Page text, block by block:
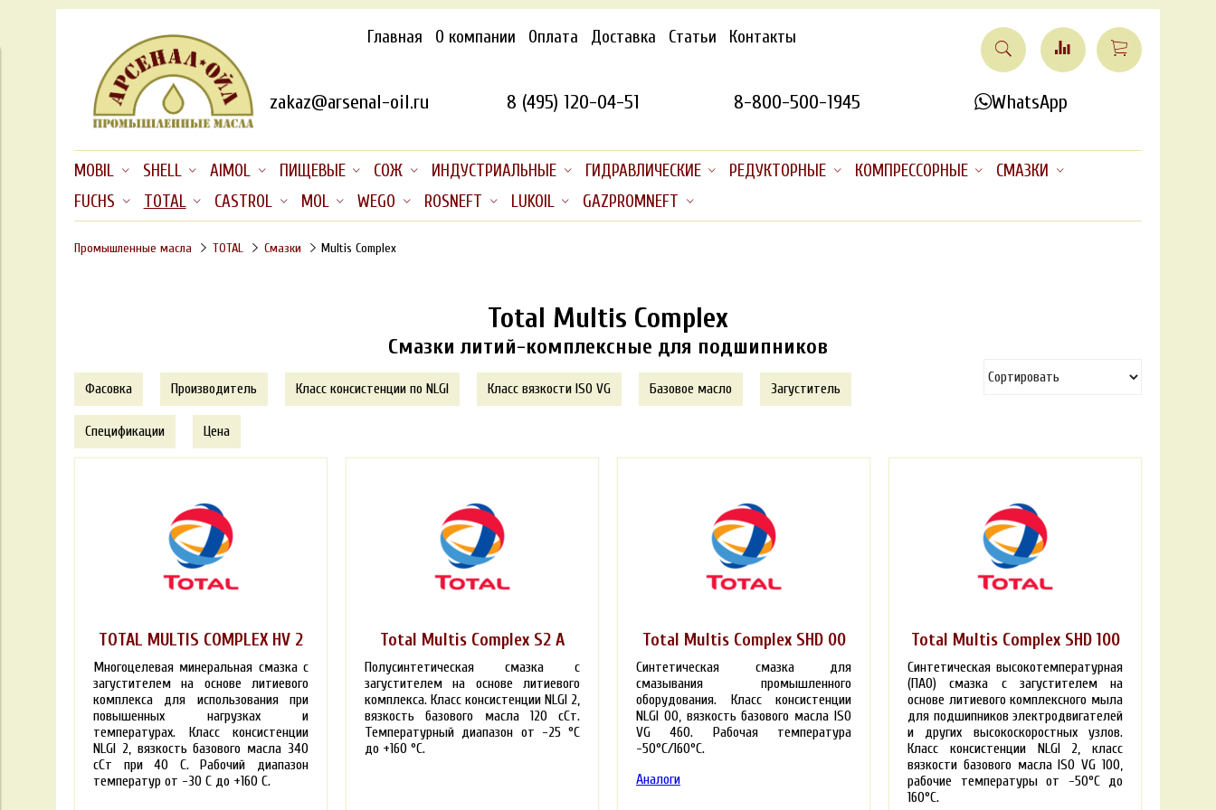
Главная О компании Оплата Доставка Статьи Контакты
zakaz@arsenal-oil.ru 8 (495) 120-04-51 8-800-500-1945 WhatsApp
MOBIL SHELL AIMOL ПИЩЕВЫЕ СОЖ ИНДУСТРИАЛЬНЫЕ ГИДРАВЛИЧЕСКИЕ РЕДУКТОРНЫЕ КОМПРЕССОРНЫЕ
СМАЗКИ
FUCHS
TOTAL CASTROL MOL WEGO ROSNEFT LUKOIL GAZPROMNEFT
Промышленные масла TOTAL Смазки Multis Complex
Total Multis Complex
Смазки литий-комплексные для подшипников
Фасовка Производитель Класс консистенции по NLGI Класс вязкости ISO VG Базовое масло Загуститель
Спецификации Цена
TOTAL MULTIS COMPLEX HV 2
Многоцелевая минеральная смазка с
загустителем на основе литиевого
комплекса для использования при
повышенных нагрузках и
температурах. Класс консистенции
NLGI 2, вязкость базового масла 340
сСт при 40 С. Рабочий диапазон
температур от -30 С до +160 С.
Total Multis Complex S2 A
Полусинтетическая смазка с
загустителем на основе литиевого
комплекса. Класс консистенции NLGI 2,
вязкость базового масла 120 сСт.
Температурный диапазон от -25 °С
до +160 °С.
Total Multis Complex SHD 00
Синтетическая смазка для
смазывания промышленного
оборудования. Класс консистенции
NLGI 00, вязкость базового масла ISO
VG 460. Рабочая температура
-50°С/160°С.
Аналоги
Total Multis Complex SHD 100
Синтетическая высокотемпературная
(ПАО) смазка с загустителем на
основе литиевого комплексного мыла
для подшипников электродвигателей
и других высокоскоростных узлов.
Класс консистенции NLGI 2, класс
вязкости базового масла ISO VG 100,
рабочие температуры от -50°C до
160°C.